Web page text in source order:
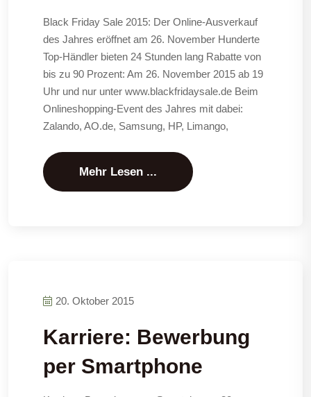
Black Friday Sale 2015: Der Online-Ausverkauf
des Jahres eröffnet am 26. November Hunderte
Top-Händler bieten 24 Stunden lang Rabatte von
bis zu 90 Prozent: Am 26. November 2015 ab 19
Uhr und nur unter www.blackfridaysale.de Beim
Onlineshopping-Event des Jahres mit dabei:
Zalando, AO.de, Samsung, HP, Limango,
Mehr Lesen ...
20. Oktober 2015
Karriere: Bewerbung
per Smartphone